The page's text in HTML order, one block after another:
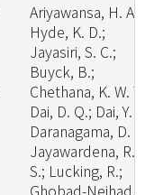
Ariyawansa, H. A.;
Hyde, K. D.;
Jayasiri, S. C.;
Buyck, B.;
Chethana, K. W.
Dai, D. Q.; Dai, Y.
Daranagama, D.
Jayawardena, R.
S.; Lucking, R.;
Ghobad-Nejhad,